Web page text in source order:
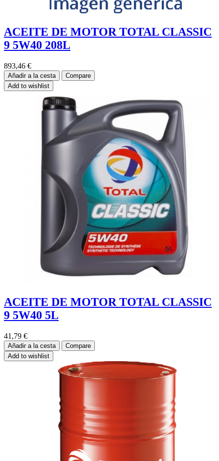
ACEITE DE MOTOR TOTAL CLASSIC
9 5W40 208L
893,46 €
Añadir a la cesta
Compare
Add to wishlist
ACEITE DE MOTOR TOTAL CLASSIC
9 5W40 5L
41,79 €
Añadir a la cesta
Compare
Add to wishlist